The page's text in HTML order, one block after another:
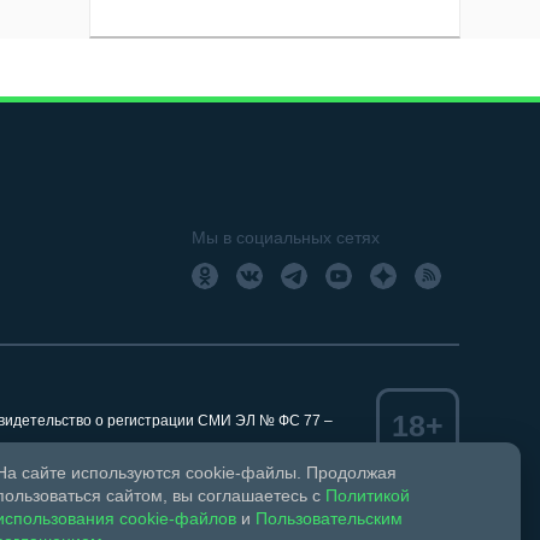
Мы в социальных сетях
о регистрации СМИ ЭЛ № ФС 77 –
праве и смежных правах.
18+
сайте используются cookie-файлы. Продолжая
сайтом, вы соглашаетесь с Политикой
cookie-файлов и Пользовательским